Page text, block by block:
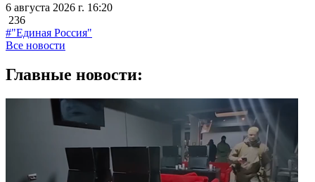
6 августа 2026 г. 16:20
236
#"Единая Россия"
Все новости
Главные новости: